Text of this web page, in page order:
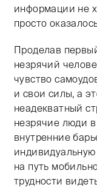
информации не
просто
Проделав
незрячий
чувство
и свои силы, а
неадекватный
незрячие люди
внутренние
на путь
трудности